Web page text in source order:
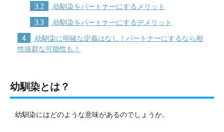
3.2 幼馴染をパートナーにするメリット
3.3 幼馴染をパートナーにするデメリット
4
幼馴染に明確な定義はなし！パートナーにするなら相
性抜群な可能性も！
幼馴染とは？
幼馴染にはどのような意味があるのでしょうか。